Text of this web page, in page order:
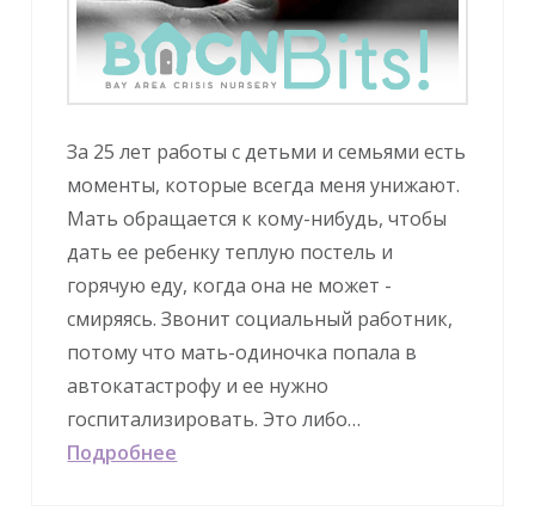
За 25 лет работы с детьми и семьями есть
моменты, которые всегда меня унижают.
Мать обращается к кому-нибудь, чтобы
дать ее ребенку теплую постель и
горячую еду, когда она не может -
смиряясь. Звонит социальный работник,
потому что мать-одиночка попала в
автокатастрофу и ее нужно
госпитализировать. Это либо…
Подробнее